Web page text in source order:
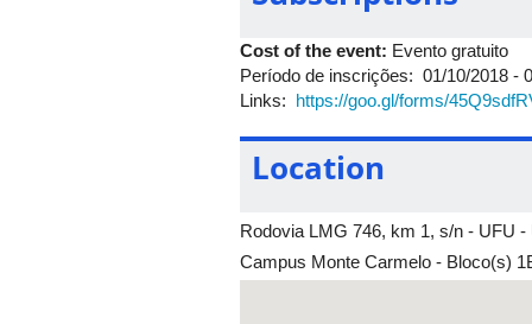
Perspectivas do uso de agua
Cost of the event: Evento gratuito
Período de inscrições: 01/10/2018 -
Links: https://goo.gl/forms/
Location
Rodovia LMG 746, km 1, s/n - UFU
Campus Monte Carmelo - Bloco(s)